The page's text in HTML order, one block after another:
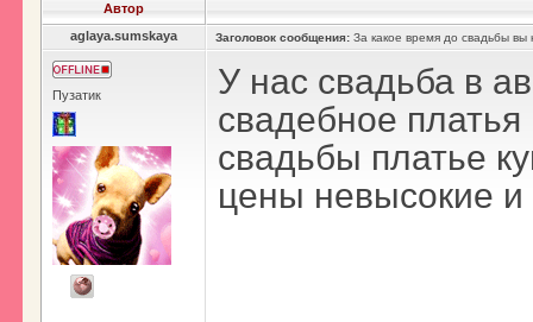
Автор
aglaya.sumskaya
Заголовок сообщения: За какое время до свадьбы вы
Пузатик
У нас свадьба в
свадебное
свадьбы платье
цены невысокие